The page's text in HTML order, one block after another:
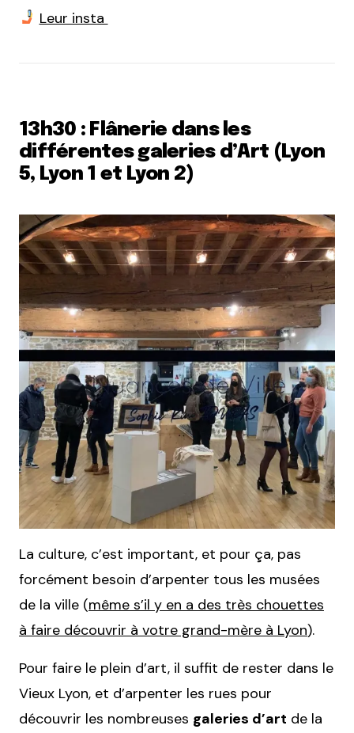
Leur insta
13h30 : Flânerie dans les
différentes galeries d’Art (Lyon
5, Lyon 1 et Lyon 2)
La culture, c’est important, et pour ça, pas
forcément besoin d’arpenter tous les musées
de la ville (même s’il y en a des très chouettes
à faire découvrir à votre grand-mère à Lyon).
Pour faire le plein d’art, il suffit de rester dans le
Vieux Lyon, et d’arpenter les rues pour
découvrir les nombreuses galeries d’art de la